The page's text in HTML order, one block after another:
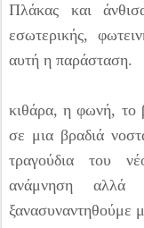
Πλάκας και
εσωτερικής,
αυτή
κιθάρα, η φωνή, το
σε μια βραδιά
τραγούδια του
ανάμνηση αλλά
ξανασυναντηθούμε